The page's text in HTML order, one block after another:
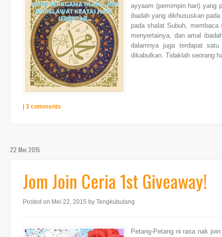
ayyaam (pemimpin hari) yang
ibadah yang dikhususkan
pada shalat Subuh, membaca
menyertainya, dan amal
dalamnya juga terdapat
dikabulkan. Tidaklah seorang
3 comments
22 Mei 2015
Jom Join Ceria 1st Giveaway!
Posted on Mei 22, 2015 by Tengkubutang
Petang-Petang ni rasa nak